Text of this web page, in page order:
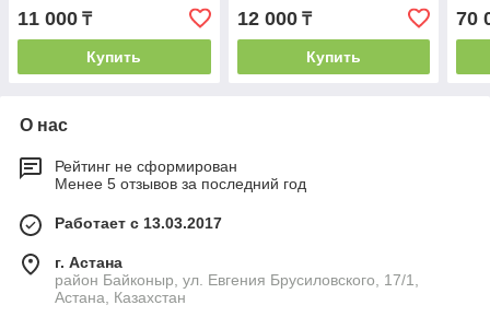
11 000 ₸
Купить
12 000₸
Купить
70
О нас
Рейтинг не сформирован
Менее 5 отзывов за последний год
Работает с 13.03.2017
г. Астана
район Байконыр, ул. Евгения Брусиловского, 17/1,
Астана, Казахстан